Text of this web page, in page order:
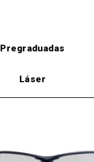
Pregraduadas
Láser